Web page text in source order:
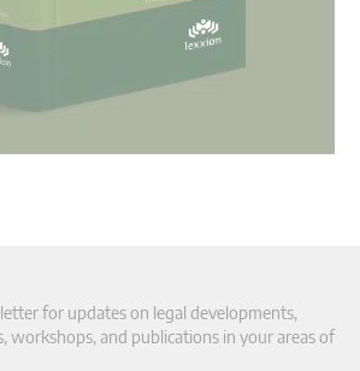
for updates on legal developments,
workshops, and publications in your areas of